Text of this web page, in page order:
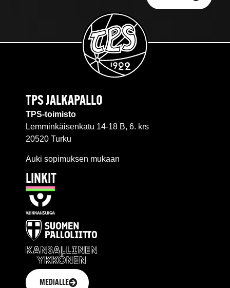
TPS JALKAPALLO
TPS-toimisto
Lemminkäisenkatu 14-18 B, 6. krs
20520 Turku
Auki sopimuksen mukaan
LINKIT
MEDIALLE